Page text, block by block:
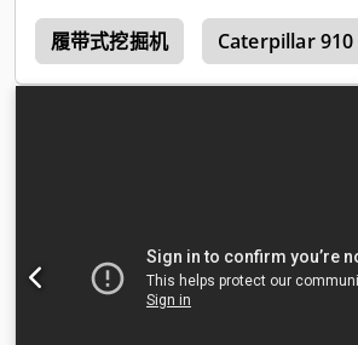
履带式挖掘机 Caterpillar 910